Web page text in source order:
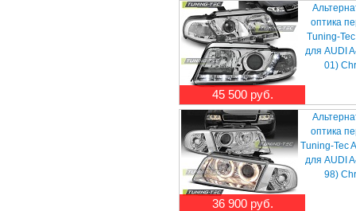
45 500 руб.
оптика
Tuning-
для AUDI
01)
36 900 руб.
оптика
Tuning-Tec
для AUDI
98)